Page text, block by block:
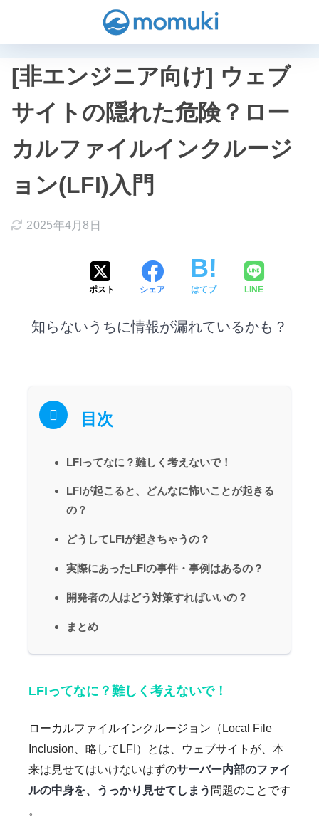
[非エンジニア向け] ウェブ
サイトの隠れた危険？ロー
カルファイルインクルージ
ョン(LFI)入門
2025年4月8日
ポスト シェア はてブ LINE
知らないうちに情報が漏れているかも？
目次
LFIってなに？難しく考えないで！
LFIが起こると、どんなに怖いことが起きる
の？
どうしてLFIが起きちゃうの？
実際にあったLFIの事件・事例はあるの？
開発者の人はどう対策すればいいの？
まとめ
LFIってなに？難しく考えないで！
ローカルファイルインクルージョン（Local File
Inclusion、略してLFI）とは、ウェブサイトが、本
来は見せてはいけないはずのサーバー内部のファイ
ルの中身を、うっかり見せてしまう 問題のことです
。